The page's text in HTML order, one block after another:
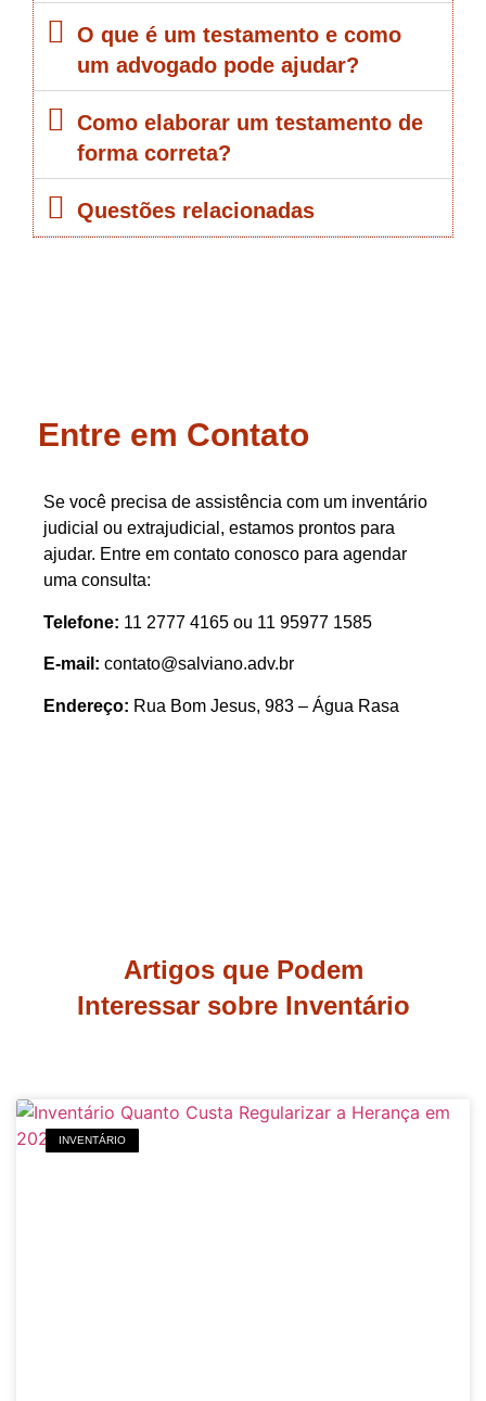
O que é um testamento e como
um advogado pode ajudar?
Como elaborar um testamento de
forma correta?
Questões relacionadas
Entre em Contato
Se você precisa de assistência com um inventário
judicial ou extrajudicial, estamos prontos para
ajudar. Entre em contato conosco para agendar
uma consulta:
Telefone: 11 2777 4165 ou 11 95977 1585
E-mail: contato@salviano.adv.br
Endereço: Rua Bom Jesus, 983 – Água Rasa
Artigos que Podem
Interessar sobre Inventário
INVENTÁRIO